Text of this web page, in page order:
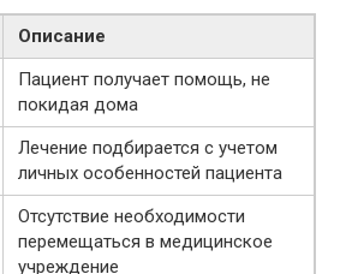
Описание
Пациент получает помощь, не
покидая дома
Лечение подбирается с учетом
личных особенностей пациента
Отсутствие необходимости
перемещаться в медицинское
учреждение